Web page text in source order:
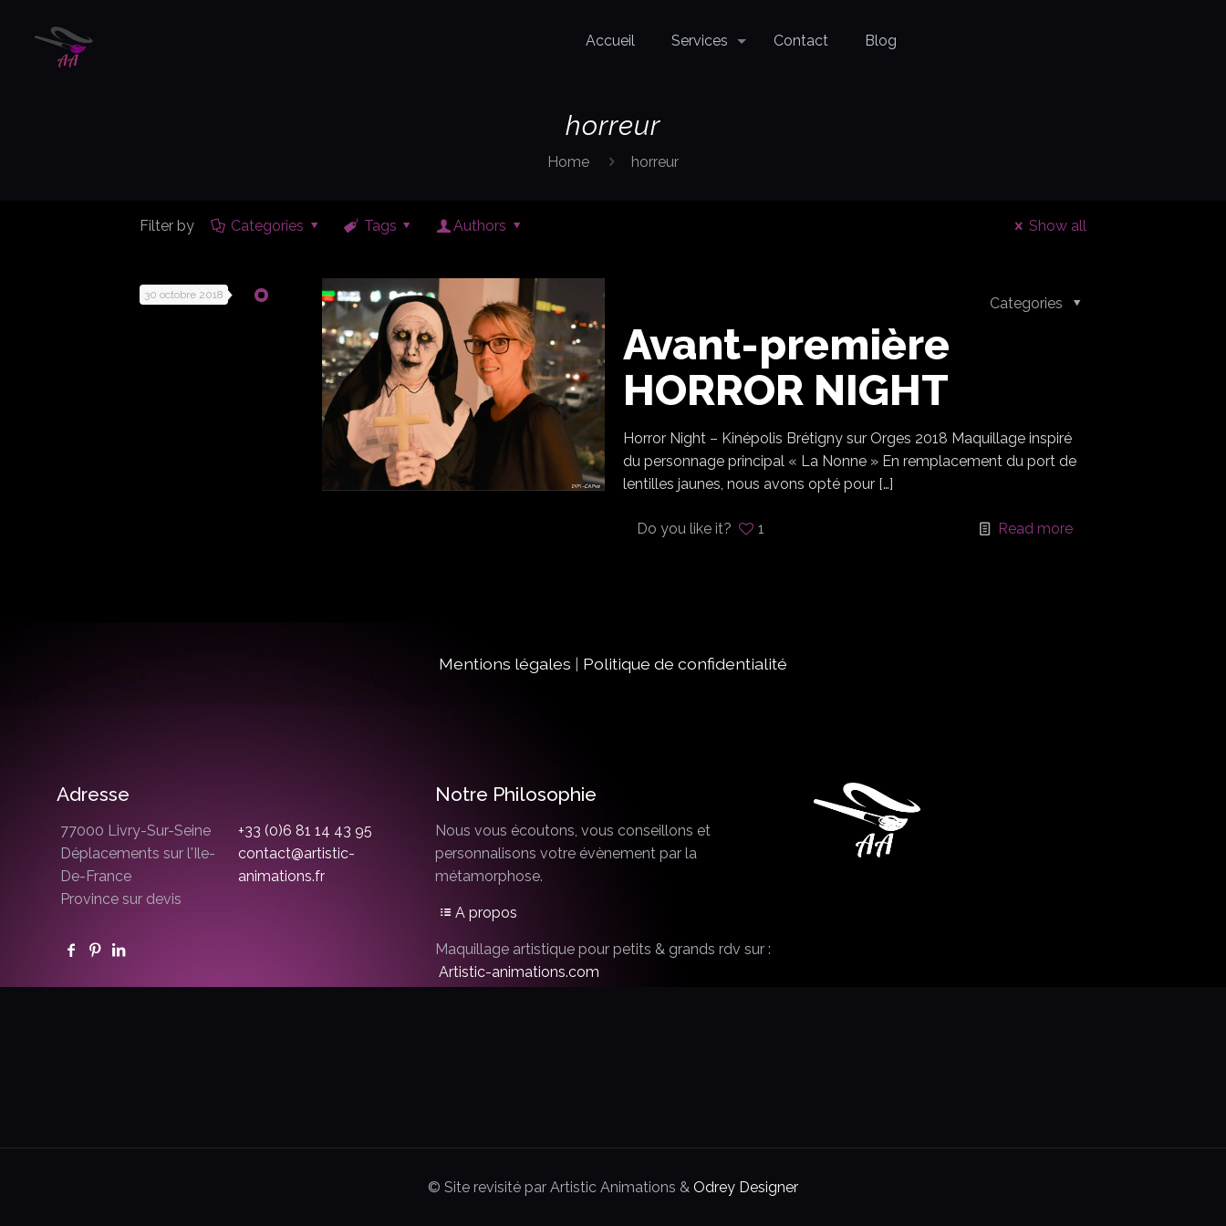
Accueil Services Contact Blog
horreur
Home horreur
Filter by Categories Tags Authors Show all
30 octobre 2018 Categories
Avant-première
HORROR NIGHT
Horror Night – Kinépolis Brétigny sur Orges 2018 Maquillage inspiré
du personnage principal « La Nonne » En remplacement du port de
lentilles jaunes, nous avons opté pour[…]
Do you like it? 1 Read more
Mentions légales | Politique de confidentialité
Adresse
77000 Livry-Sur-Seine
Déplacements sur l'Ile-
De-France
Province sur devis
+33 (0)6 81 14 43 95
contact@artistic-
animations.fr
Notre Philosophie
Nous vous écoutons, vous conseillons et
personnalisons votre évènement par la
métamorphose.
A propos
Maquillage artistique pour petits & grands rdv sur :
Artistic-animations.com
© Site revisité par Artistic Animations & Odrey Designer